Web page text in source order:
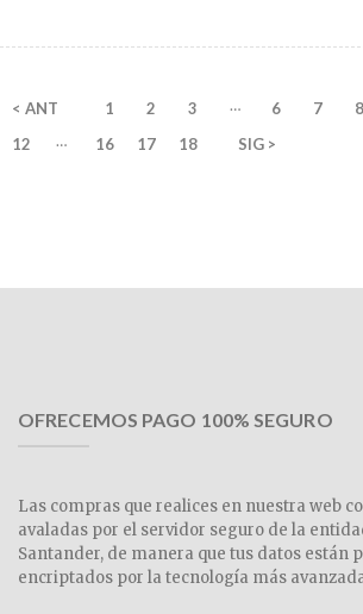
< ANT 1 2 3 … 6 7 8
12
… 16 17 18 SIG >
OFRECEMOS PAGO 100% SEGURO
Las compras que realices en nuestra web
avaladas por el servidor seguro de la
Santander, de manera que tus datos están
encriptados por la tecnología más